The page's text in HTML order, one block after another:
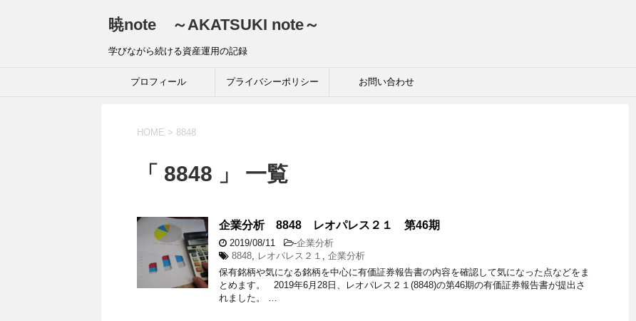
暁note ～AKATSUKI note～
学びながら続ける資産運用の記録
プロフィール プライバシーポリシー お問い合わせ
HOME > 8848
「 8848 」 一覧
企業分析 8848 レオパレス２１ 第46期
2019/08/11 -企業分析
8848, レオパレス２１ , 企業分析
保有銘柄や気になる銘柄を中心に有価証券報告書の内容を確認して気になった点などをま
とめます。 2019年6月28日、レオパレス２１(8848)の第46期の有価証券報告書が提出さ
れました。 …